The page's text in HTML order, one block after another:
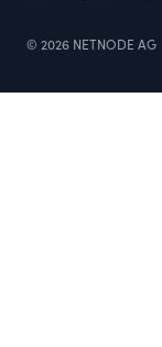
© 2026 NETNODE AG